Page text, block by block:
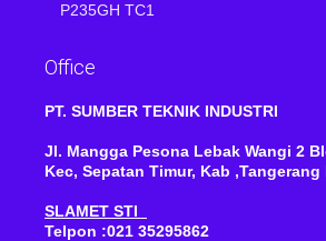
P235GH TC1
Office
PT. SUMBER TEKNIK INDUSTRI
Jl. Mangga Pesona Lebak Wangi 2
Kec, Sepatan Timur, Kab ,Tangerang
SLAMET STI
Telpon :021 35295862